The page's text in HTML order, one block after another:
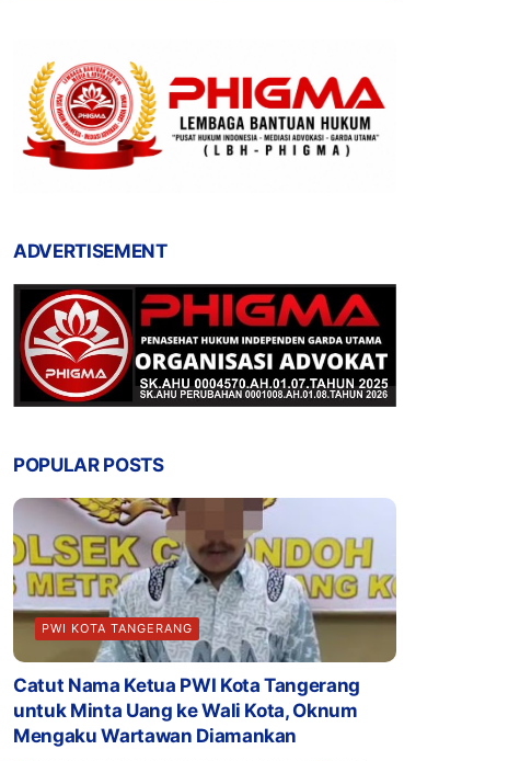
ADVERTISEMENT
POPULAR POSTS
PWI KOTA TANGERANG
Catut Nama Ketua PWI Kota Tangerang
untuk Minta Uang ke Wali Kota, Oknum
Mengaku Wartawan Diamankan